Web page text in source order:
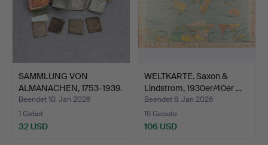
SAMMLUNG VON
ALMANACHEN, 1753-1939.
Ungefä…
Beendet 10. Jan 2026
1 Gebot
32 USD
WELTKARTE. Saxon &
Lindstrom, 1930er/40er …
Beendet 9. Jan 2026
15 Gebote
106 USD